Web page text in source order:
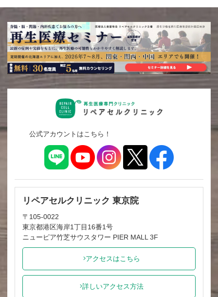
公式アカウントはこちら！
リペアセルクリニック 東京院
〒105-0022
東京都港区海岸1丁目16番1号
ニューピア竹芝サウスタワー PIER MALL 3F
アクセスはこちら
詳しいアクセス方法